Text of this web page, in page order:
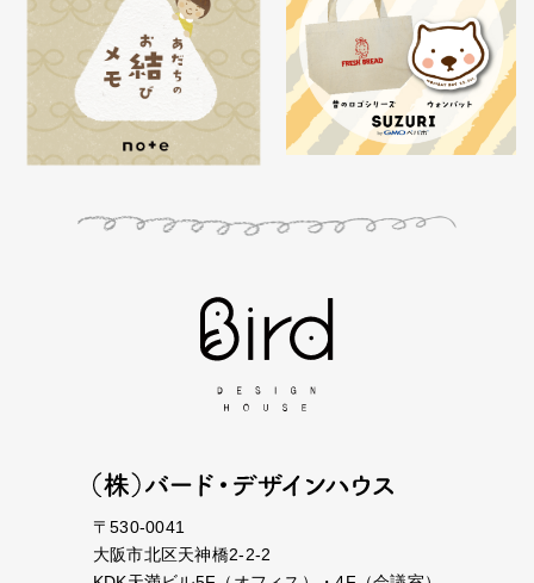
〒530-0041
大阪市北区天神橋2-2-2